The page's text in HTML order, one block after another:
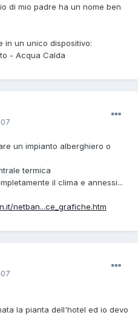
di mio padre ha un nome ben
in un unico dispositivo:
- Acqua Calda
un impianto alberghiero o
termica
il clima e annessi...
netban...ce_grafiche.htm
la pianta dell'hotel ed io devo